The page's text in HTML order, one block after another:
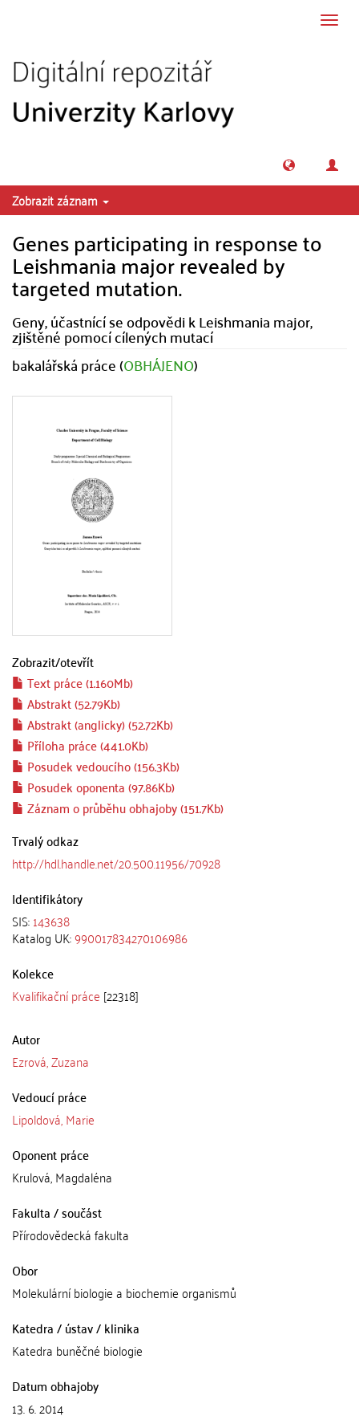
Zobrazit záznam
Genes participating in response to
Leishmania major revealed by
targeted mutation.
Geny, účastnící se odpovědi k Leishmania major,
zjištěné pomocí cílených mutací
bakalářská práce (OBHÁJENO)
Zobrazit/otevřít
Text práce (1.160Mb)
Abstrakt (52.79Kb)
Abstrakt (anglicky) (52.72Kb)
Příloha práce (441.0Kb)
Posudek vedoucího (156.3Kb)
Posudek oponenta (97.86Kb)
Záznam o průběhu obhajoby (151.7Kb)
Trvalý odkaz
http://hdl.handle.net/20.500.11956/70928
Identifikátory
SIS:143638
Katalog UK:990017834270106986
Kolekce
Kvalifikační práce [22318]
Autor
Ezrová, Zuzana
Vedoucí práce
Lipoldová, Marie
Oponent práce
Krulová, Magdaléna
Fakulta / součást
Přírodovědecká fakulta
Obor
Molekulární biologie a biochemie organismů
Katedra / ústav / klinika
Katedra buněčné biologie
Datum obhajoby
13. 6. 2014